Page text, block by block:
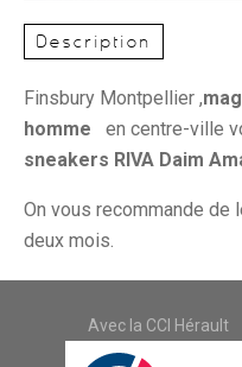
Description
Finsbury Montpellier ,
homme en centre-ville
sneakers RIVA Daim
On vous recommande
deux mois.
Avec la CCI Hérault